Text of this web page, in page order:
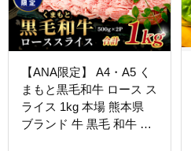
【ANA限定】 A4・A5 く
まもと黒毛和牛 ロース ス
ライス 1kg 本場 熊本県
ブランド 牛 黒毛 和牛 厳